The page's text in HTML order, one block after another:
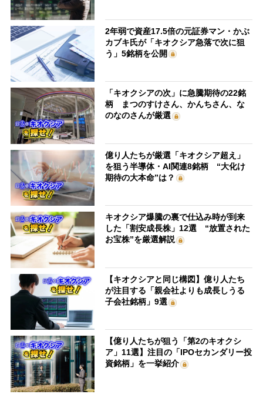
2年弱で資産17.5倍の元証券マン・かぶ
カブキ氏が「キオクシア急落で次に狙
う」5銘柄を公開
「キオクシアの次」に急騰期待の22銘
柄 まつのすけさん、かんちさん、な
のなのさんが厳選
億り人たちが厳選「キオクシア超え」
を狙う半導体・AI関連8銘柄 “大化け
期待の大本命”は？
キオクシア爆騰の裏で仕込み時が到来
した「割安成長株」12選 “放置された
お宝株”を厳選解説
【キオクシアと同じ構図】億り人たち
が注目する「親会社よりも成長しうる
子会社銘柄」9選
【億り人たちが狙う「第2のキオクシ
ア」11選】注目の「IPOセカンダリー投
資銘柄」を一挙紹介